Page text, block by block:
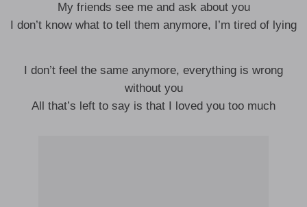
My friends see me and ask about you
I don’t know what to tell them anymore, I’m tired of lying
I don’t feel the same anymore, everything is wrong
without you
All that’s left to say is that I loved you too much